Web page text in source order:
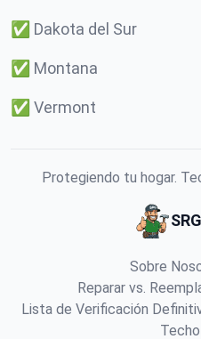
✅ Dakota del Sur
✅ Montana
✅ Vermont
Protegiendo tu hogar.
Sobre
Reparar vs.
Lista de Verificación